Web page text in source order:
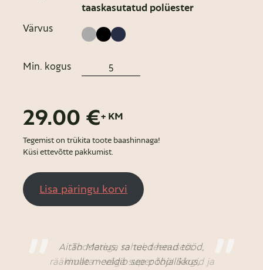
taaskasutatud polüester
Värvus
Min. kogus
29.00 €+ KM
Tegemist on trükita toote baashinnaga!
Küsi ettevõtte pakkumist.
Lisa päringu korvi
Toodetega rahul, teenusest
rääkimata - väga super töö! Särgid ja
Aitäh Marius, sa teed head tööd,
mulle meeldib see põhjalikkus,